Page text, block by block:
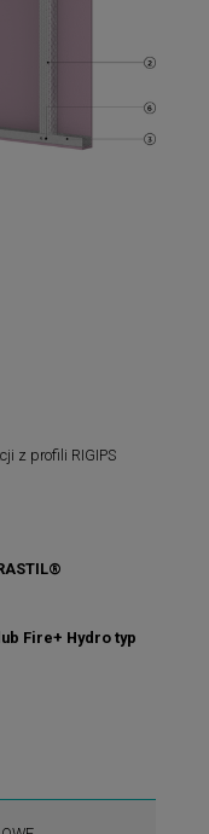
z profili RIGIPS
Fire+ Hydro typ